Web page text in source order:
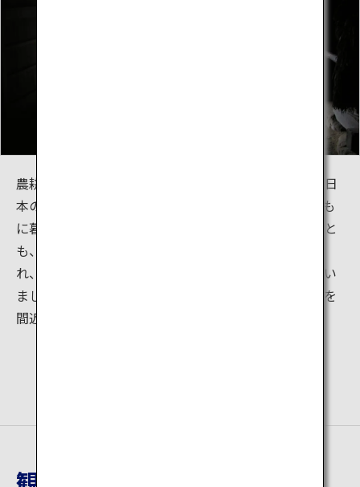
農耕文化が栄え、自然が大切にされてきた遠野には、日
本の原風景が残っています。遠野では古くから馬ととも
に暮らす文化がありました。江戸から明治になったあと
も、遠野での馬のいる暮らしは長く続いていたと言わ
れ、馬は物資を運搬したり、畑を耕したりと活躍してい
ました。曲り家には厩があり、遠野ふるさと村では馬を
間近に見ることができます。